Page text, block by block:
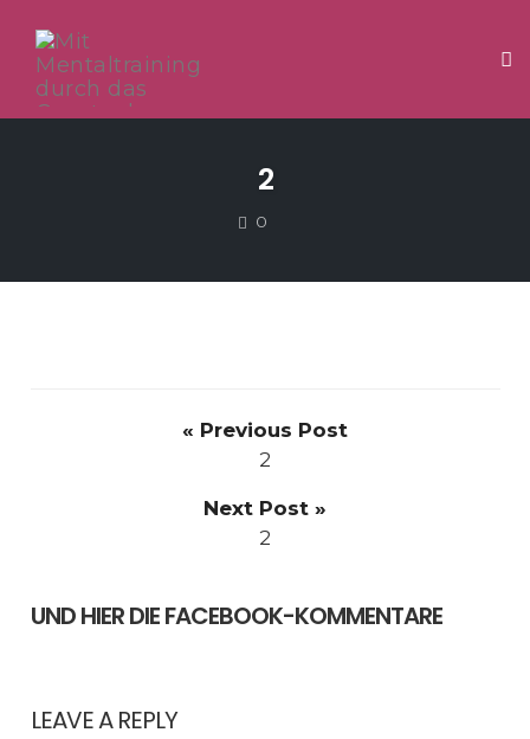
2
0
« Previous Post
2
Next Post »
2
UND HIER DIE FACEBOOK-KOMMENTARE
LEAVE A REPLY